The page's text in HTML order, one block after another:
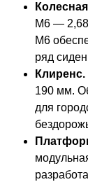
M6 —
M6
ряд
Клиренс.
190 мм.
для